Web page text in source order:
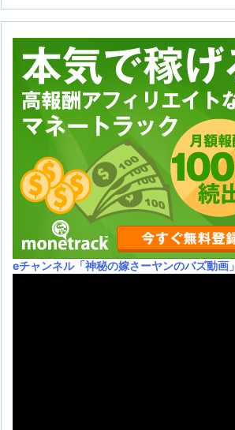
eチャンネル「神秘の嫁さーヤンのバズ動画」